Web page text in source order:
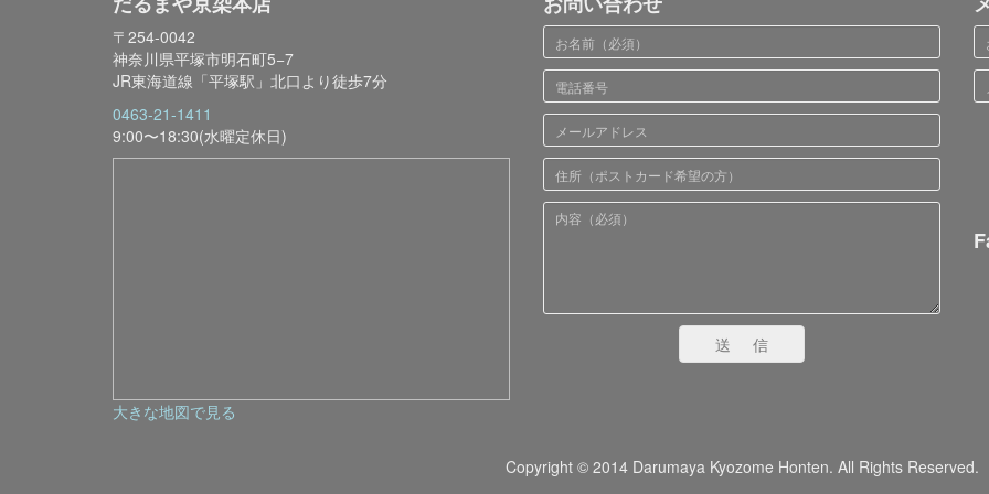
〒254-0042
神奈川県平塚市明石町5−7
JR東海道線「平塚駅」北口より徒歩7分
0463-21-1411
9:00〜18:30(水曜定休日)
大きな地図で見る
送信
Copyright © 2014 Darumaya Kyozome Honten. All Rights Reserved.